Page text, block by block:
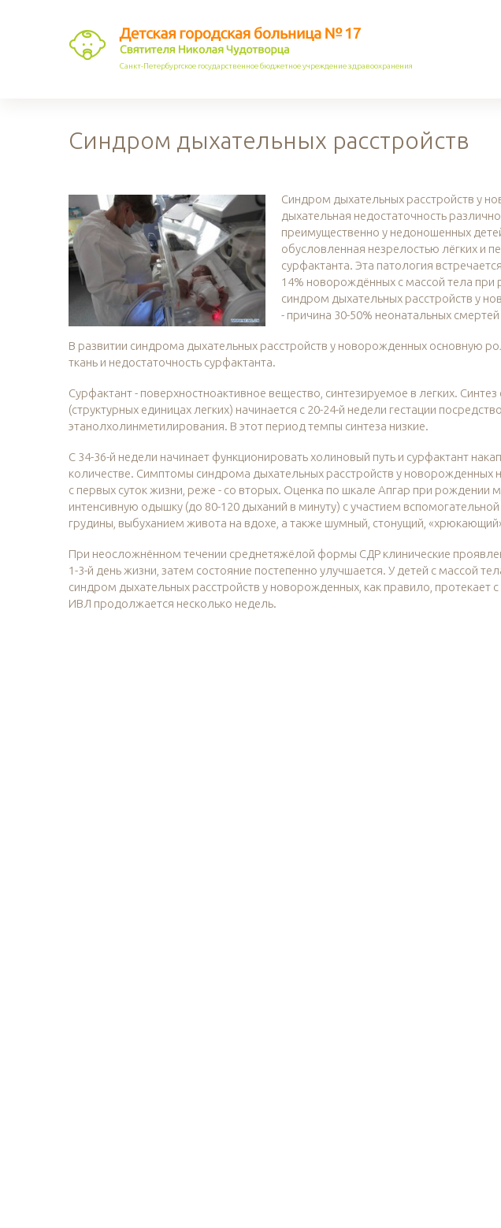
Санкт-Петербургское государственное бюджетное учреждение здравоохранения
Синдром дыхательных расстройств
Синдром дыхательных расстройств у
дыхательная недостаточность
преимущественно у недоношенных
обусловленная незрелостью лёгких и
сурфактанта. Эта патология
14% новорождённых с массой тела при
синдром дыхательных расстройств у
- причина 30-50% неонатальных
В развитии синдрома дыхательных расстройств у новорожденных основную
ткань и недостаточность сурфактанта.
Сурфактант - поверхностноактивное вещество, синтезируемое в легких.
(структурных единицах легких) начинается с 20-24-й недели гестации
этанолхолинметилирования. В этот период темпы синтеза низкие.
С 34-36-й недели начинает функционировать холиновый путь и сурфактант
количестве. Симптомы синдрома дыхательных расстройств у
с первых суток жизни, реже - со вторых. Оценка по шкале Апгар при
интенсивную одышку (до 80-120 дыханий в минуту) с участием
грудины, выбуханием живота на вдохе, а также шумный, стонущий,
При неосложнённом течении среднетяжёлой формы СДР клинические
1-3-й день жизни, затем состояние постепенно улучшается. У детей с массой
синдром дыхательных расстройств у новорожденных, как правило, протекает
ИВЛ продолжается несколько недель.